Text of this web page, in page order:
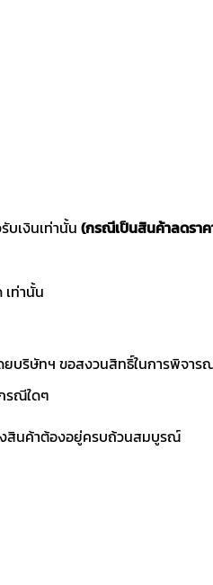
บเงินเท่านั้น (กรณีเป็นสินค้าลดรา
ท่านั้น
ริษัทฯ ขอสงวนสิทธิ์ในการพิจาร
รณีใดๆ
สินค้าต้องอยู่ครบถ้วนสมบูรณ์